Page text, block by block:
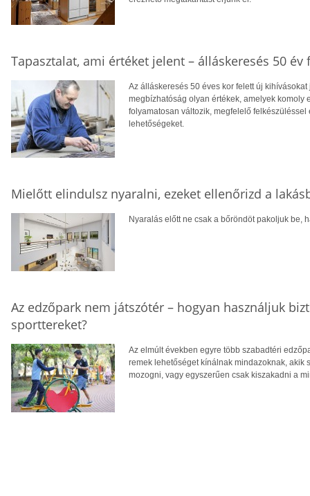
Tapasztalat, ami értéket jelent – álláskeresés 50 év
Az álláskeresés 50 éves kor felett új
megbízhatóság olyan értékek, amelyek komoly
folyamatosan változik, megfelelő
lehetőségeket.
Mielőtt elindulsz nyaralni, ezeket ellenőrizd a
Nyaralás előtt ne csak a bőröndöt pakoljuk be,
Az edzőpark nem játszótér – hogyan használjuk
sporttereket?
Az elmúlt években egyre több szabadtéri
remek lehetőséget kínálnak mindazoknak,
mozogni, vagy egyszerűen csak kiszakadni a